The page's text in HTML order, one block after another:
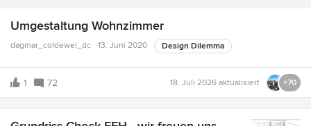
Umgestaltung Wohnzimmer
dagmar_coldewei_dc 13. Juni 2020 Design Dilemma
1 72 18. Juli 2026 aktualisiert +70